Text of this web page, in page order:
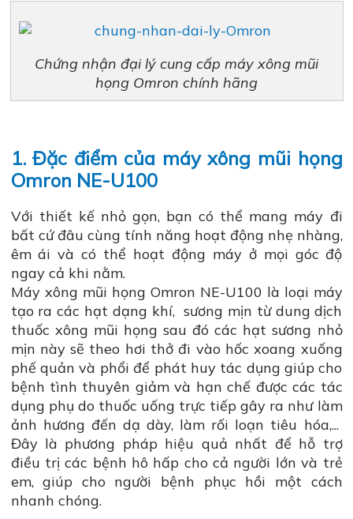
Chứng nhận đại lý cung cấp máy xông mũi
họng Omron chính hãng
1. Đặc điểm của máy xông mũi họng
Omron NE-U100
Với thiết kế nhỏ gọn, bạn có thể mang máy đi
bất cứ đâu cùng tính năng hoạt động nhẹ nhàng,
êm ái và có thể hoạt động máy ở mọi góc độ
ngay cả khi nằm.
Máy xông mũi họng Omron NE-U100 là loại máy
tạo ra các hạt dạng khí, sương mịn từ dung dịch
thuốc xông mũi họng sau đó các hạt sương nhỏ
mịn này sẽ theo hơi thở đi vào hốc xoang xuống
phế quản và phổi để phát huy tác dụng giúp cho
bệnh tình thuyên giảm và hạn chế được các tác
dụng phụ do thuốc uống trực tiếp gây ra như làm
ảnh hương đến dạ dày, làm rối loạn tiêu hóa,...
Đây là phương pháp hiệu quả nhất để hỗ trợ
điều trị các bệnh hô hấp cho cả người lớn và trẻ
em, giúp cho người bệnh phục hồi một cách
nhanh chóng.